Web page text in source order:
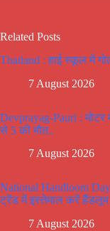
Related Posts
Thailand : हाई स्कूल में
7 August 2026
Devprayag-Pauri : मोटर
से 5 की मौत..
7 August 2026
National Handloom
ट्रेंड में इस्तेमाल करें
7 August 2026